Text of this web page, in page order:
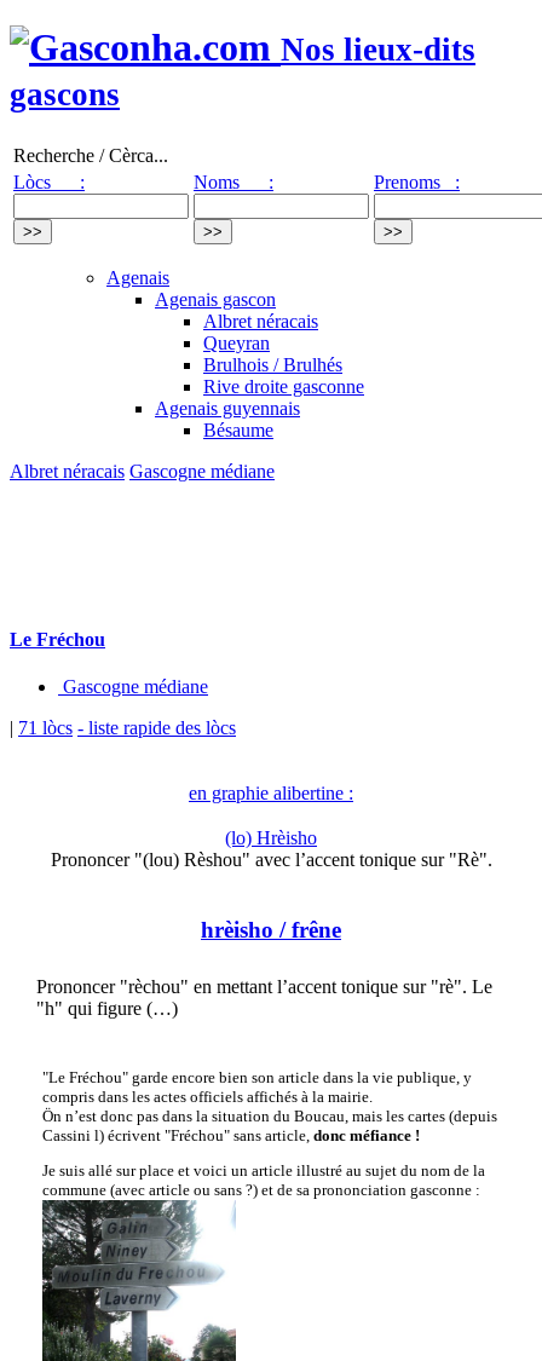
Nos lieux-dits
gascons
Recherche / Cèrca...
Lòcs :
Noms : Prenoms :
Agenais
Agenais gascon
Albret néracais
Queyran
Brulhois / Brulhés
Rive droite gasconne
Agenais guyennais
Bésaume
Albret néracais Gascogne médiane
Le Fréchou
Gascogne médiane
| 71 lòcs - liste rapide des lòcs
en graphie alibertine :
(lo) Hrèisho
Prononcer "(lou) Rèshou" avec l’accent tonique sur "Rè".
hrèisho / frêne
Prononcer "rèchou" en mettant l’accent tonique sur "rè". Le
"h" qui figure (…)
"Le Fréchou" garde encore bien son article dans la vie publique, y
compris dans les actes officiels affichés à la mairie.
Ön n’est donc pas dans la situation du Boucau, mais les cartes (depuis
Cassini l) écrivent "Fréchou" sans article, donc méfiance !
Je suis allé sur place et voici un article illustré au sujet du nom de la
commune (avec article ou sans ?) et de sa prononciation gasconne :